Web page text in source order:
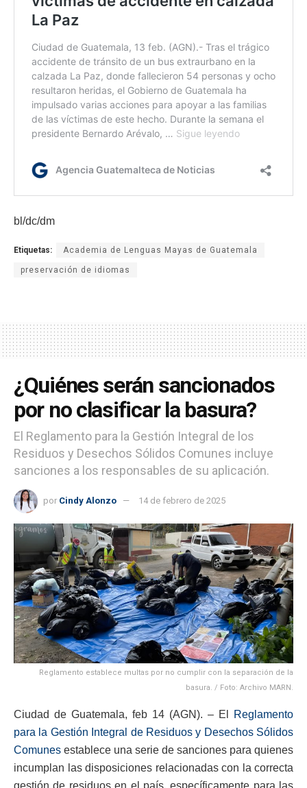
bl/dc/dm
Etiquetas: Academia de Lenguas Mayas de Guatemala
preservación de idiomas
¿Quiénes serán sancionados
por no clasificar la basura?
El Reglamento para la Gestión Integral de los
Residuos y Desechos Sólidos Comunes incluye
sanciones a los responsables de su aplicación.
por Cindy Alonzo 14 de febrero de 2025
Reglamento establece multas por no cumplir con la separación de la
basura. / Foto: Archivo MARN.
Ciudad de Guatemala, feb 14 (AGN). – El
Reglamento
para la Gestión Integral de Residuos y Desechos Sólidos
Comunes establece una serie de sanciones para quienes
incumplan las disposiciones relacionadas con la correcta
gestión de residuos en el país, específicamente para las